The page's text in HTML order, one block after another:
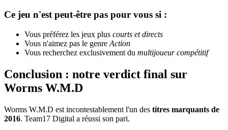
Ce jeu n'est peut-être pas pour vous si :
Vous préférez les jeux plus courts et directs
Vous n'aimez pas le genre Action
Vous recherchez exclusivement du multijoueur compétitif
Conclusion : notre verdict final sur
Worms W.M.D
Worms W.M.D est incontestablement l'un des titres marquants de
2016. Team17 Digital a réussi son pari.